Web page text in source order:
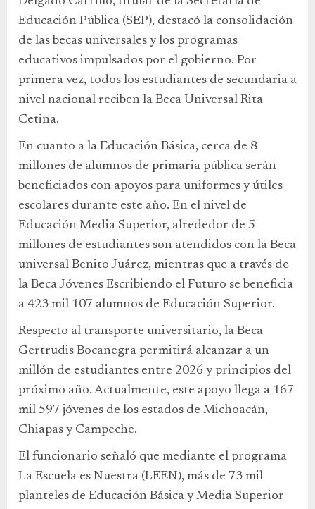
Educación Pública (SEP), destacó la consolidación
de las becas universales y los programas
educativos impulsados por el gobierno. Por
primera vez, todos los estudiantes de secundaria a
nivel nacional reciben la Beca Universal Rita
Cetina.
En cuanto a la Educación Básica, cerca de 8
millones de alumnos de primaria pública serán
beneficiados con apoyos para uniformes y útiles
escolares durante este año. En el nivel de
Educación Media Superior, alrededor de 5
millones de estudiantes son atendidos con la Beca
universal Benito Juárez, mientras que a través de
la Beca Jóvenes Escribiendo el Futuro se beneficia
a 423 mil 107 alumnos de Educación Superior.
Respecto al transporte universitario, la Beca
Gertrudis Bocanegra permitirá alcanzar a un
millón de estudiantes entre 2026 y principios del
próximo año. Actualmente, este apoyo llega a 167
mil 597 jóvenes de los estados de Michoacán,
Chiapas y Campeche.
El funcionario señaló que mediante el programa
La Escuela es Nuestra (LEEN), más de 73 mil
planteles de Educación Básica y Media Superior